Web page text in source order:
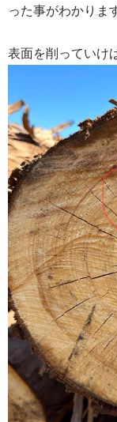
った事がわかりま
表面を削っていけ